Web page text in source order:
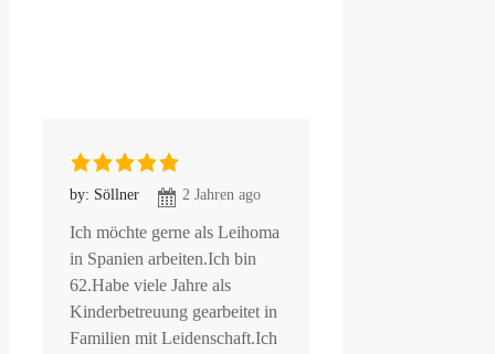
by: Söllner 2 Jahren ago
Ich möchte gerne als Leihoma
in Spanien arbeiten.Ich bin
62.Habe viele Jahre als
Kinderbetreuung gearbeitet in
Familien mit Leidenschaft.Ich